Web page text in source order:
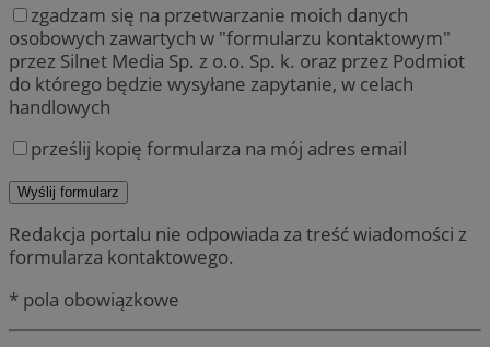
zgadzam się na przetwarzanie moich danych
osobowych zawartych w "formularzu kontaktowym"
przez Silnet Media Sp. z o.o. Sp. k. oraz przez Podmiot
do którego będzie wysyłane zapytanie, w celach
handlowych
prześlij kopię formularza na mój adres email
Redakcja portalu nie odpowiada za treść wiadomości z
formularza kontaktowego.
* pola obowiązkowe